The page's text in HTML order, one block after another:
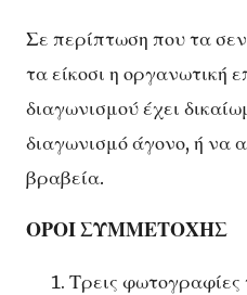
Σε περίπτωση που τα
τα είκοσι η οργανωτική
διαγωνισμού έχει
διαγωνισμό άγονο, ή να
βραβεία.
ΟΡΟΙ ΣΥΜΜΕΤΟΧΗΣ
Τρεις φωτογραφίες